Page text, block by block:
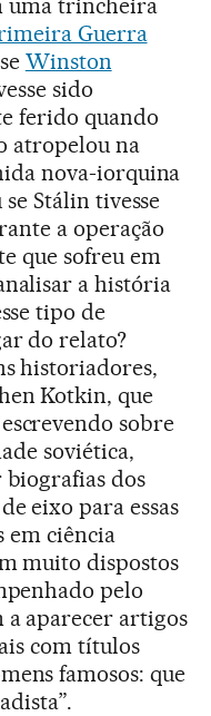
uma trincheira
Guerra
Winston
sido
ferido quando
atropelou na
nova-iorquina
se Stálin tivesse
a operação
que sofreu em
a história
tipo de
do relato?
historiadores,
Kotkin, que
sobre
soviética,
biografias dos
eixo para essas
em ciência
muito dispostos
pelo
a aparecer artigos
com títulos
famosos: que